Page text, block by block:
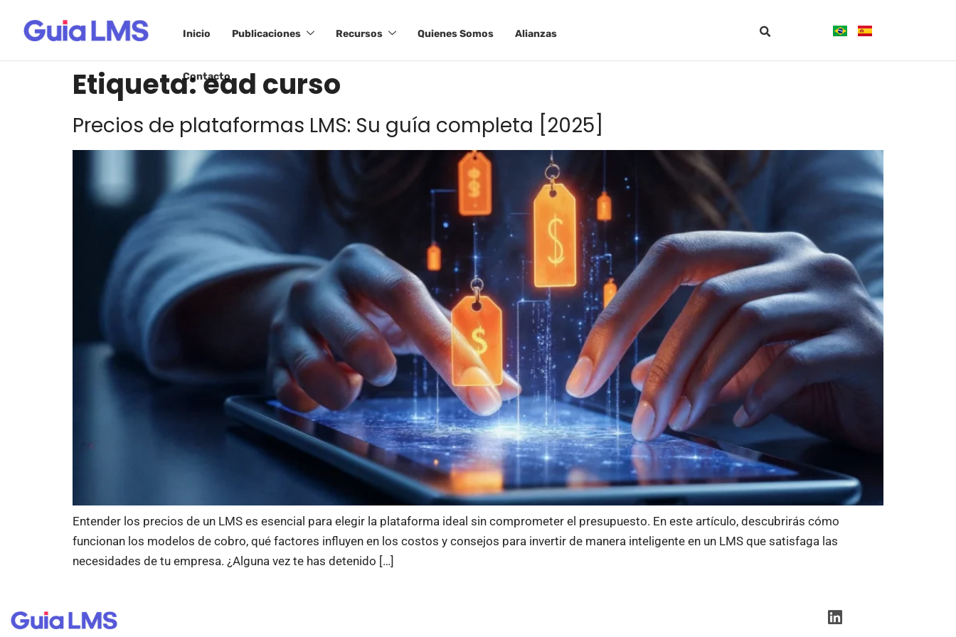
Inicio Publicaciones Recursos Quienes Somos Alianzas
Contacto
Etiqueta:ead curso
Precios de plataformas LMS: Su guía completa [2025]
Entender los precios de un LMS es esencial para elegir la plataforma ideal sin comprometer el presupuesto. En este artículo, descubrirás cómo
funcionan los modelos de cobro, qué factores influyen en los costos y consejos para invertir de manera inteligente en un LMS que satisfaga las
necesidades de tu empresa. ¿Alguna vez te has detenido […]